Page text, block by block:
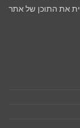
את התוכן של אתר